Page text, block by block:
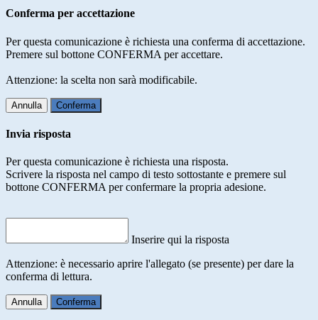
Conferma per accettazione
Per questa comunicazione è richiesta una conferma di accettazione.
Premere sul bottone CONFERMA per accettare.
Attenzione: la scelta non sarà modificabile.
Annulla Conferma
Invia risposta
Per questa comunicazione è richiesta una risposta.
Scrivere la risposta nel campo di testo sottostante e premere sul
bottone CONFERMA per confermare la propria adesione.
Inserire qui la risposta
Attenzione: è necessario aprire l'allegato (se presente) per dare la
conferma di lettura.
Annulla Conferma